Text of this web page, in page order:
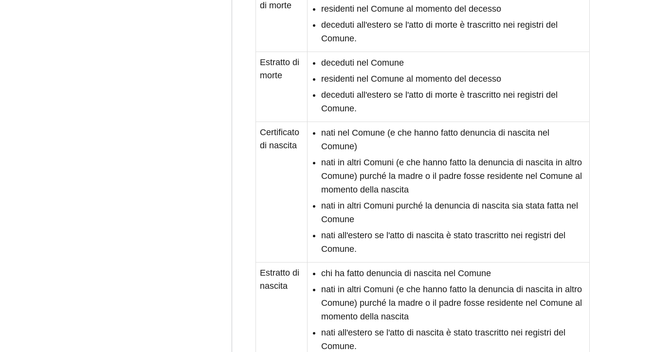
di morte
residenti nel Comune al momento del decesso
deceduti all'estero se l'atto di morte è trascritto nei registri del
Comune.
Estratto di
morte
deceduti nel Comune
residenti nel Comune al momento del decesso
deceduti all'estero se l'atto di morte è trascritto nei registri del
Comune.
Certificato
di nascita
nati nel Comune (e che hanno fatto denuncia di nascita nel
Comune)
nati in altri Comuni (e che hanno fatto la denuncia di nascita in altro
Comune) purché la madre o il padre fosse residente nel Comune al
momento della nascita
nati in altri Comuni purché la denuncia di nascita sia stata fatta nel
Comune
nati all'estero se l'atto di nascita è stato trascritto nei registri del
Comune.
Estratto di
nascita
chi ha fatto denuncia di nascita nel Comune
nati in altri Comuni (e che hanno fatto la denuncia di nascita in altro
Comune) purché la madre o il padre fosse residente nel Comune al
momento della nascita
nati all'estero se l'atto di nascita è stato trascritto nei registri del
Comune.